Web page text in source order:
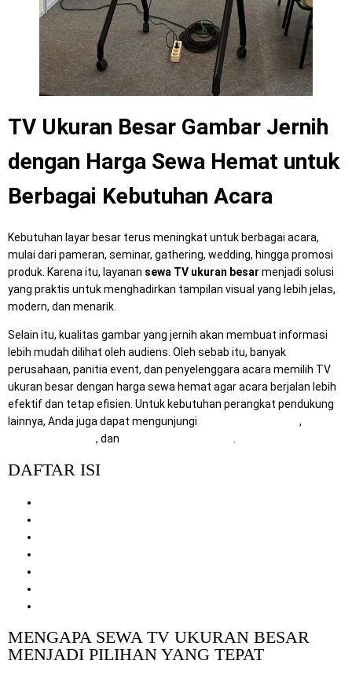
TV Ukuran Besar Gambar Jernih
dengan Harga Sewa Hemat untuk
Berbagai Kebutuhan Acara
Kebutuhan layar besar terus meningkat untuk berbagai acara,
mulai dari pameran, seminar, gathering, wedding, hingga promosi
produk. Karena itu, layanan sewa TV ukuran besar menjadi solusi
yang praktis untuk menghadirkan tampilan visual yang lebih jelas,
modern, dan menarik.
Selain itu, kualitas gambar yang jernih akan membuat informasi
lebih mudah dilihat oleh audiens. Oleh sebab itu, banyak
perusahaan, panitia event, dan penyelenggara acara memilih TV
ukuran besar dengan harga sewa hemat agar acara berjalan lebih
efektif dan tetap efisien. Untuk kebutuhan perangkat pendukung
lainnya, Anda juga dapat mengunjungi
,
, dan
DAFTAR ISI
MENGAPA SEWA TV UKURAN BESAR
MENJADI PILIHAN YANG TEPAT